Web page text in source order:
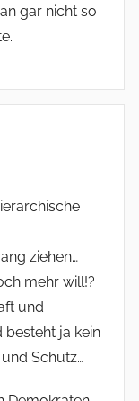
gar nicht so
ziehen…
mehr will!?
und
besteht ja kein
Schutz…